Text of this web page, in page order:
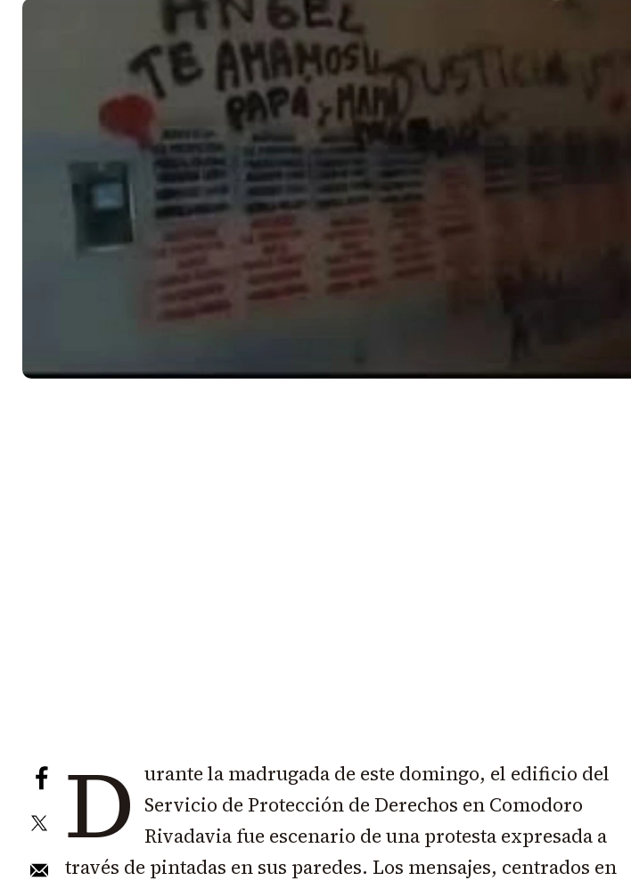
D urante la madrugada de este domingo, el edificio del
Servicio de Protección de Derechos en Comodoro
Rivadavia fue escenario de una protesta expresada a
través de pintadas en sus paredes. Los mensajes, centrados en